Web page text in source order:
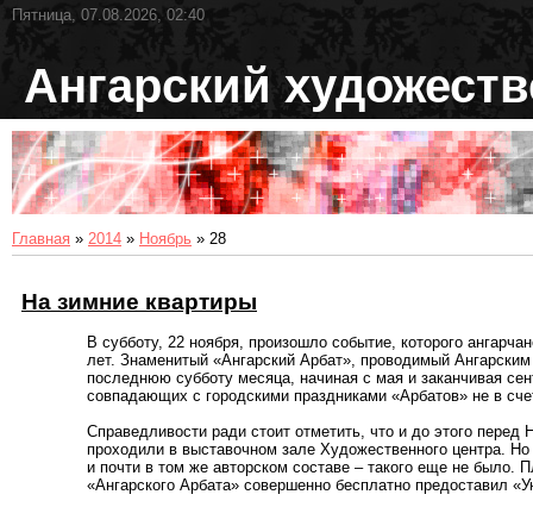
Пятница, 07.08.2026, 02:40
Ангарский
Главная » 2014 » Ноябрь » 28
На зимние квартиры
В субботу, 22 ноября, произошло событие, которого
лет. Знаменитый «Ангар­ский Арбат», проводимый
последнюю субботу месяца, начиная с мая и заканчивая
совпадающих с городскими праздниками «Арбатов» не в
Справедливости ради стоит отметить, что и до этого
проходили в выставочном зале Художественного центра.
и почти в том же авторском составе – такого еще не было.
«Ангарского Арбата» совершенно бесплатно предоставил